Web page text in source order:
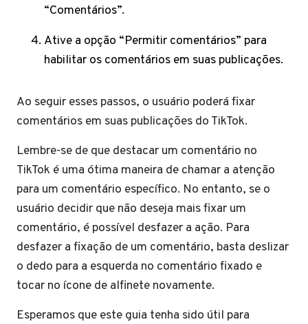
“Comentários”.
Ative a opção “Permitir comentários” para
habilitar os comentários em suas publicações.
Ao seguir esses passos, o usuário poderá fixar
comentários em suas publicações do TikTok.
Lembre-se de que destacar um comentário no
TikTok é uma ótima maneira de chamar a atenção
para um comentário específico. No entanto, se o
usuário decidir que não deseja mais fixar um
comentário, é possível desfazer a ação. Para
desfazer a fixação de um comentário, basta deslizar
o dedo para a esquerda no comentário fixado e
tocar no ícone de alfinete novamente.
Esperamos que este guia tenha sido útil para